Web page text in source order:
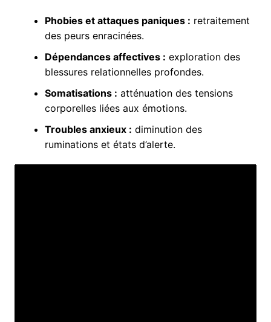
Phobies et attaques paniques : retraitement
des peurs enracinées.
Dépendances affectives : exploration des
blessures relationnelles profondes.
Somatisations : atténuation des tensions
corporelles liées aux émotions.
Troubles anxieux : diminution des
ruminations et états d’alerte.